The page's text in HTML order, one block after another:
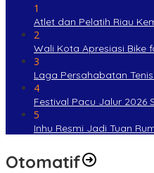
1
Atlet dan Pelatih Riau
2
Wali Kota Apresiasi Bike
3
Laga Persahabatan
4
Festival Pacu Jalur
5
Inhu Resmi Jadi Tuan
Otomatif